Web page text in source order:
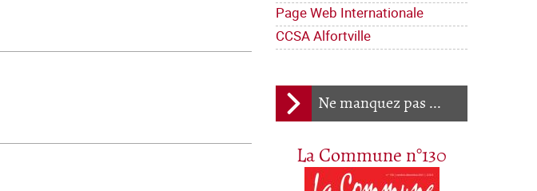
Page Web Internationale
CCSA Alfortville
Ne manquez pas ...
La Commune n°130